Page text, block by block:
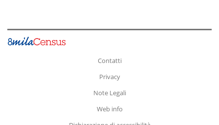
Contatti
Privacy
Note Legali
Web info